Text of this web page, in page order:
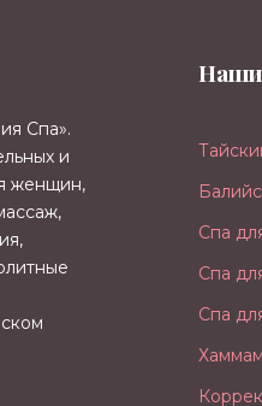
Спа».
и
женщин,
Наши
Спа
Спа
Спа
Хаммам